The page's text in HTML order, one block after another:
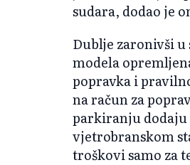
sudara, dodao je
Dublje zaronivši
modela
popravka i
na račun za
parkiranju dodaju
vjetrobranskom
troškovi samo za